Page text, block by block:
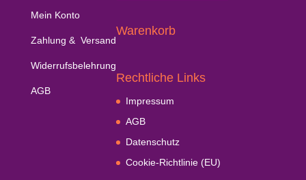
Mein Konto
Zahlung & Versand
Widerrufsbelehrung
AGB
Warenkorb
Rechtliche Links
Impressum
AGB
Datenschutz
Cookie-Richtlinie (EU)